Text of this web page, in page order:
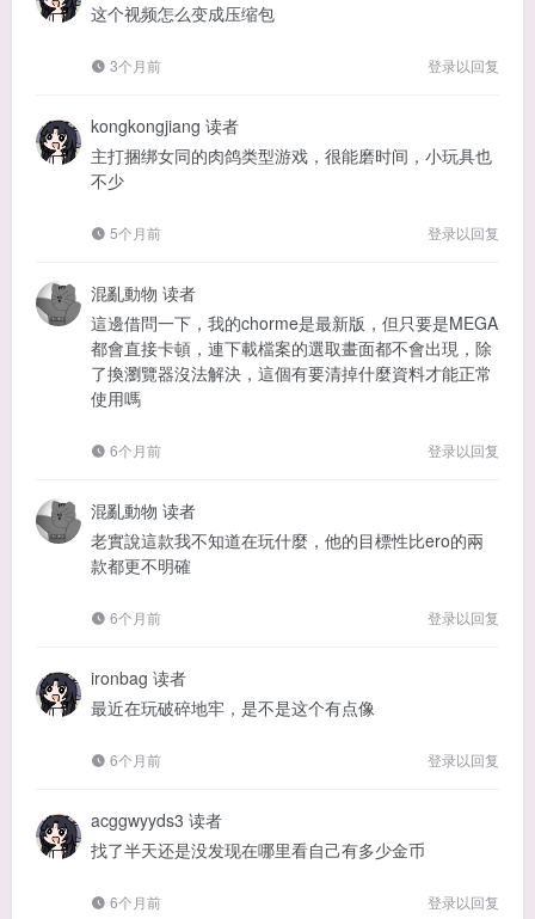
这个视频怎么变成压缩包
3个月前 登录以回复
kongkongjiang 读者
主打捆绑女同的肉鸽类型游戏，很能磨时间，小玩具也
不少
5个月前 登录以回复
混亂動物 读者
這邊借問一下，我的chorme是最新版，但只要是MEGA
都會直接卡頓，連下載檔案的選取畫面都不會出現，除
了換瀏覽器沒法解決，這個有要清掉什麼資料才能正常
使用嗎
6个月前 登录以回复
混亂動物 读者
老實說這款我不知道在玩什麼，他的目標性比ero的兩
款都更不明確
6个月前 登录以回复
ironbag 读者
最近在玩破碎地牢，是不是这个有点像
6个月前 登录以回复
acggwyyds3 读者
找了半天还是没发现在哪里看自己有多少金币
6个月前 登录以回复